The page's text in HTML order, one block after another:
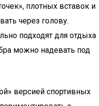
плотных вставок и
через голову.
подходят для отдыха
можно надевать под
версией спортивных